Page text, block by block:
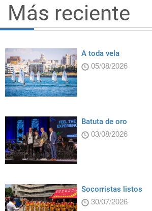
Más reciente
A toda vela
05/08/2026
Batuta de oro
03/08/2026
Socorristas listos
30/07/2026